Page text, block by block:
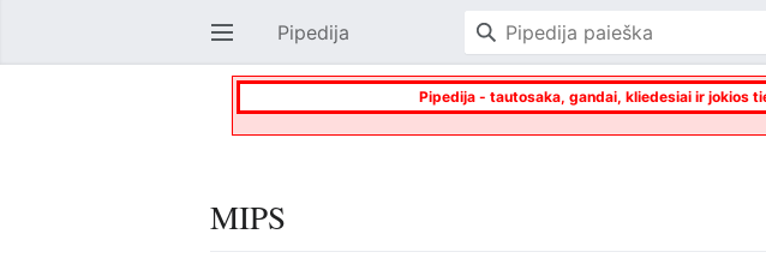
Atverti pagrindinį meniu Pipedija
Pipedija - tautosaka, gandai, kliedesiai ir jokios
MIPS